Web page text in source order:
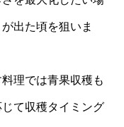
出た頃を狙いま
理では青果収穫も
て収穫タイミング